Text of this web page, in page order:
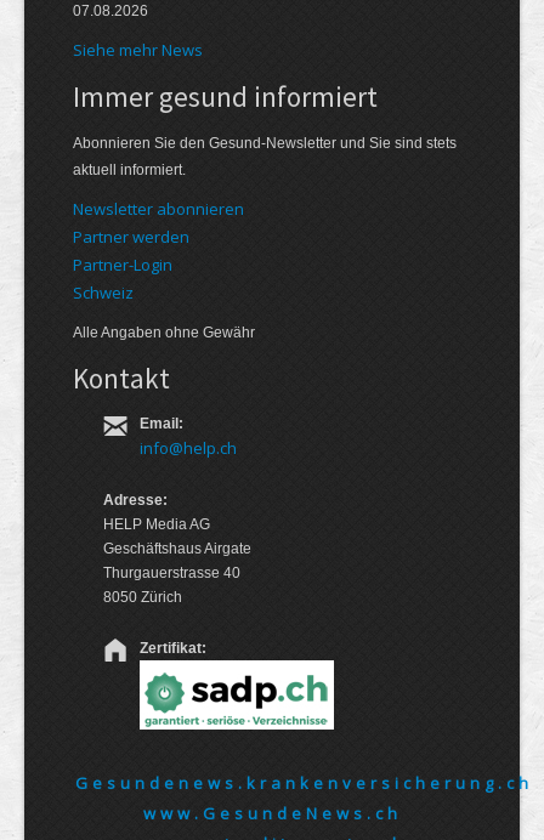
07.08.2026
Siehe mehr News
Immer gesund informiert
Abonnieren Sie den Gesund-Newsletter und Sie sind stets
aktuell informiert.
Newsletter abonnieren
Partner werden
Partner-Login
Schweiz
Alle Angaben ohne Gewähr
Kontakt
Email:
info@help.ch
Adresse:
HELP Media AG
Geschäftshaus Airgate
Thurgauerstrasse 40
8050 Zürich
Zertifikat:
Gesundenews.krankenversicherung.ch
www.GesundeNews.ch